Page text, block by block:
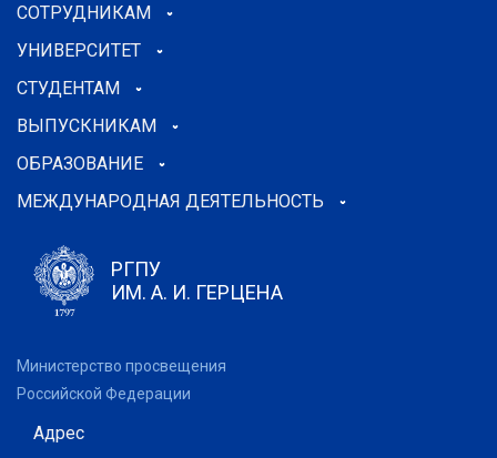
СОТРУДНИКАМ
УНИВЕРСИТЕТ
СТУДЕНТАМ
ВЫПУСКНИКАМ
ОБРАЗОВАНИЕ
МЕЖДУНАРОДНАЯ ДЕЯТЕЛЬНОСТЬ
РГПУ
ИМ. А. И. ГЕРЦЕНА
Министерство просвещения
Российской Федерации
Адрес